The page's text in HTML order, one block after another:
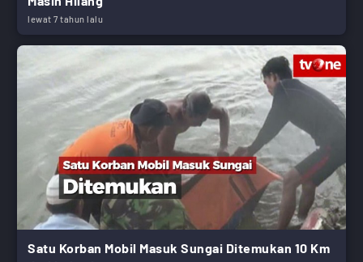
lewat 7 tahun lalu
Satu Korban Mobil Masuk Sungai Ditemukan 10 Km